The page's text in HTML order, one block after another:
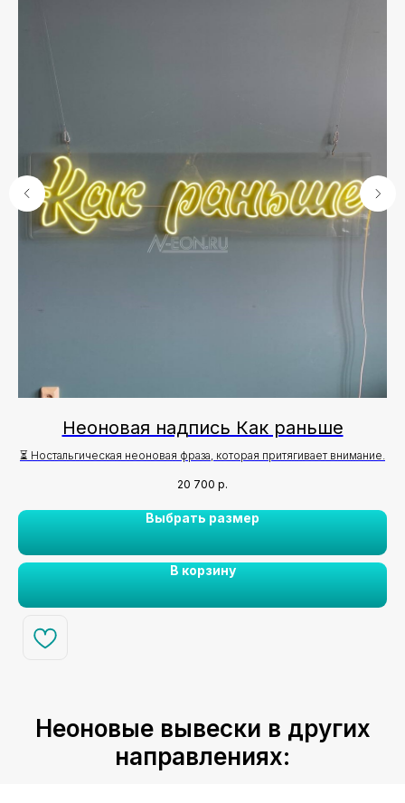
Неоновая надпись Как раньше
⏳ Ностальгическая неоновая фраза, которая притягивает внимание.
20 700 р.
Выбрать размер
В корзину
Неоновые вывески в других
направлениях: